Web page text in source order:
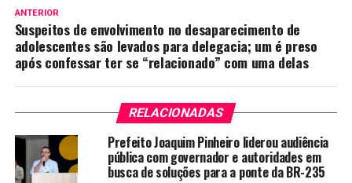
ANTERIOR
Suspeitos de envolvimento no desaparecimento de
adolescentes são levados para delegacia; um é preso
após confessar ter se “relacionado” com uma delas
RELACIONADAS
Prefeito Joaquim Pinheiro liderou audiência
pública com governador e autoridades em
busca de soluções para a ponte da BR-235